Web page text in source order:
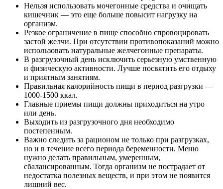
Нельзя использовать мочегонные средства и очищать
кишечник — это еще больше повысит нагрузку на
организм.
Резкое ограничение в пище способно спровоцировать
застой желчи. При отсутствии противопоказаний можно
использовать натуральные желчегонные препараты.
В разгрузочный день исключить серьезную умственную
и физическую активности. Лучше посвятить его отдыху
и приятным занятиям.
Правильная калорийность пищи в период разгрузки —
1000-1500 ккал.
Главные приемы пищи должны приходиться на утро
или день.
Выходить из разгрузочного дня необходимо
постепенным.
Важно следить за рационом не только при разгрузках,
но и в течение всего периода беременности. Меню
нужно делать правильным, умеренным,
сбалансированным. Тогда организм не пострадает от
недостатка полезных веществ, и при этом не появится
лишний вес.